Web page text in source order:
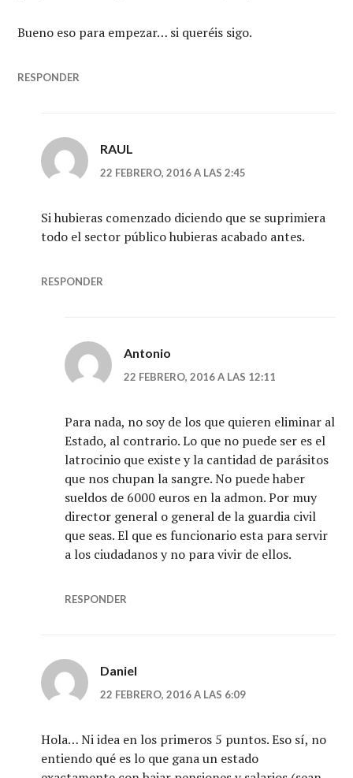
Bueno eso para empezar… si queréis sigo.
RESPONDER
RAUL
22 FEBRERO, 2016 A LAS 2:45
Si hubieras comenzado diciendo que se suprimiera
todo el sector público hubieras acabado antes.
RESPONDER
Antonio
22 FEBRERO, 2016 A LAS 12:11
Para nada, no soy de los que quieren eliminar al
Estado, al contrario. Lo que no puede ser es el
latrocinio que existe y la cantidad de parásitos
que nos chupan la sangre. No puede haber
sueldos de 6000 euros en la admon. Por muy
director general o general de la guardia civil
que seas. El que es funcionario esta para servir
a los ciudadanos y no para vivir de ellos.
RESPONDER
Daniel
22 FEBRERO, 2016 A LAS 6:09
Hola… Ni idea en los primeros 5 puntos. Eso sí, no
entiendo qué es lo que gana un estado